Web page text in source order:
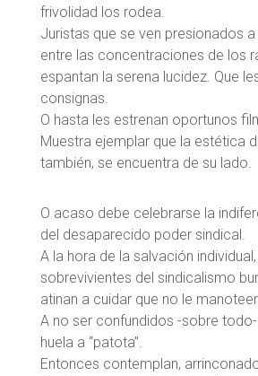
frivolidad los rodea.
Juristas que se ven presionados
entre las concentraciones de los
espantan la serena lucidez. Que
consignas.
O hasta les estrenan oportunos
Muestra ejemplar que la estética
también, se encuentra de su lado.
O acaso debe celebrarse la
del desaparecido poder sindical.
A la hora de la salvación
sobrevivientes del sindicalismo
atinan a cuidar que no le
A no ser confundidos -sobre
huela a “patota”.
Entonces contemplan,